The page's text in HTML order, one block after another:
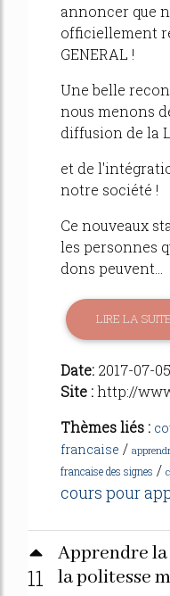
annoncer que
officiellement
GENERAL !
Une belle
nous menons
diffusion de la
et de
notre société !
Ce nouveaux
les personnes
dons peuvent...
LIRE LA SUITE
Date: 2017-07-
Site :http://
Thèmes liés :
francaise /
francaise des signes /
cours pour
11
Apprendre la
la politesse